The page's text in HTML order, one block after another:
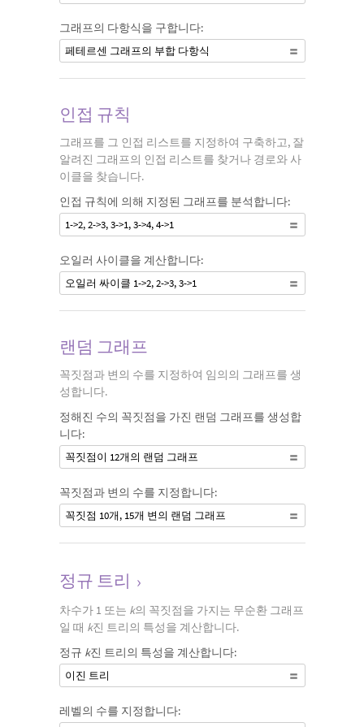
그래프의 다항식을 구합니다:
페테르센 그래프의 부합 다항식
인접 규칙
그래프를 그 인접 리스트를 지정하여 구축하고, 잘
알려진 그래프의 인접 리스트를 찾거나 경로와 사
이클을 찾습니다.
인접 규칙에 의해 지정된 그래프를 분석합니다:
1->2, 2->3, 3->1, 3->4, 4->1
오일러 사이클을 계산합니다:
오일러 싸이클 1->2, 2->3, 3->1
랜덤 그래프
꼭짓점과 변의 수를 지정하여 임의의 그래프를 생
성합니다.
정해진 수의 꼭짓점을 가진 랜덤 그래프를 생성합
니다:
꼭짓점이 12개의 랜덤 그래프
꼭짓점과 변의 수를 지정합니다:
꼭짓점 10개, 15개 변의 랜덤 그래프
정규 트리 ›
차수가 1 또는 k의 꼭짓점을 가지는 무순환 그래프
일 때 k진 트리의 특성을 계산합니다.
정규 k진 트리의 특성을 계산합니다:
이진 트리
레벨의 수를 지정합니다: